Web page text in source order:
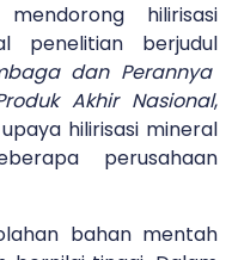
hilirisasi
penelitian berjudul
dan Perannya
Akhir Nasional,
hilirisasi mineral
perusahaan
bahan mentah